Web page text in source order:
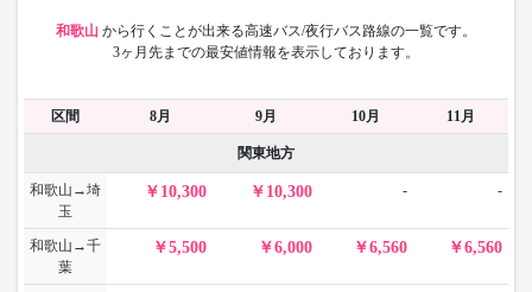
和歌山 から行くことが出来る高速バス/夜行バス路線の一覧です。
3ヶ月先までの最安値情報を表示しております。
区間 8月 9月 10月 11月
関東地方
和歌山→埼
玉
10,300 10,300 - -
和歌山→千
葉
5,500 6,000 6,560 6,560